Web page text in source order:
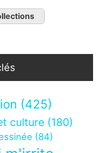
(425)
culture (180)
(84)